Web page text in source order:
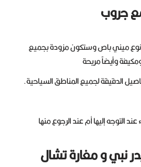
جروب
نوع ميني باص وستكون مزودة بجميع
وأيضاً مريحة
الدقيقة لجميع المناطق السياحية.
التوجه إليها أم عند الرجوع منها
نبي و مغارة تشال